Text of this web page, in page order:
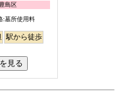
・夫婦 永代供養
島区
:墓所使用料
駅から徒歩
見る